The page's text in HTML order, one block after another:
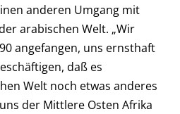
anderen Umgang mit
arabischen Welt. „Wir
angefangen, uns ernsthaft
daß es
Welt noch etwas anderes
der Mittlere Osten Afrika